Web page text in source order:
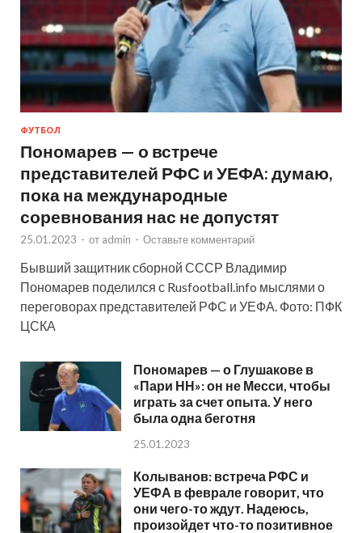
ФУТБОЛ
Пономарев — о встрече
представителей РФС и УЕФА: думаю,
пока на международные
соревнования нас не допустят
25.01.2023 - от admin - Оставьте комментарий
Бывший защитник сборной СССР Владимир
Пономарев поделился с Rusfootball.info мыслями о
переговорах представителей РФС и УЕФА. Фото: ПФК
ЦСКА
Пономарев — о Глушакове в
«Пари НН»: он не Месси, чтобы
играть за счет опыта. У него
была одна беготня
25.01.2023
Колыванов: встреча РФС и
УЕФА в феврале говорит, что
они чего-то ждут. Надеюсь,
произойдет что-то позитивное